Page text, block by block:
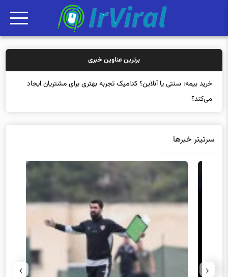
برترین عناوین خبری
خرید بیمه: سنتی یا آنلاین؟ کدامیک تجربه بهتری برای مشتریان ایجاد
می‌کند؟
سرتیتر خبرها
‹
›